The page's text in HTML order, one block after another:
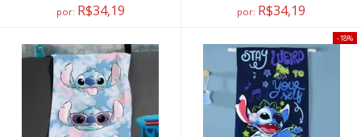
por: R$34,19 por: R$34,19
18%